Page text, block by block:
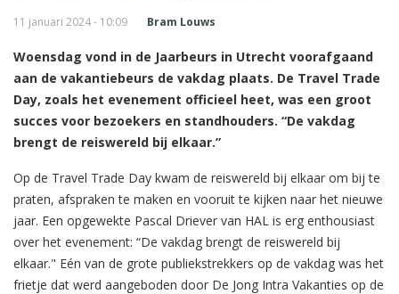
11 januari 2024 - 10:09 Bram Louws
Woensdag vond in de Jaarbeurs in Utrecht voorafgaand
aan de vakantiebeurs de vakdag plaats. De Travel Trade
Day, zoals het evenement officieel heet, was een groot
succes voor bezoekers en standhouders. “De vakdag
brengt de reiswereld bij elkaar.”
Op de Travel Trade Day kwam de reiswereld bij elkaar om bij te
praten, afspraken te maken en vooruit te kijken naar het nieuwe
jaar. Een opgewekte Pascal Driever van HAL is erg enthousiast
over het evenement: “De vakdag brengt de reiswereld bij
elkaar." Eén van de grote publiekstrekkers op de vakdag was het
frietje dat werd aangeboden door De Jong Intra Vakanties op de